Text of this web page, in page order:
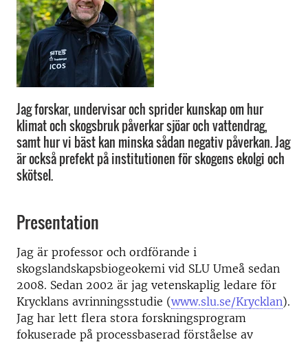
Jag forskar, undervisar och sprider kunskap om hur
klimat och skogsbruk påverkar sjöar och vattendrag,
samt hur vi bäst kan minska sådan negativ påverkan. Jag
är också prefekt på institutionen för skogens ekolgi och
skötsel.
Presentation
Jag är professor och ordförande i
skogslandskapsbiogeokemi vid SLU Umeå sedan
2008. Sedan 2002 är jag vetenskaplig ledare för
Krycklans avrinningsstudie (www.slu.se/Krycklan).
Jag har lett flera stora forskningsprogram
fokuserade på processbaserad förståelse av